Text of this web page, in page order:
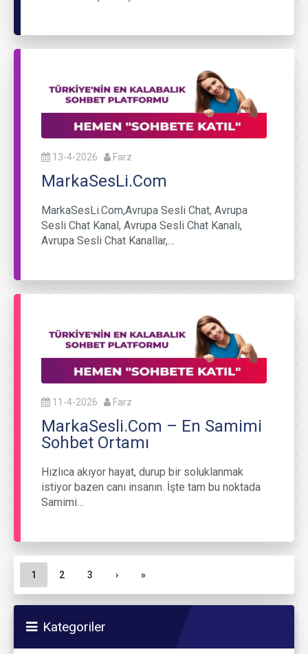
13-4-2026 Farz
MarkaSesLi.Com
MarkaSesLi.Com,Avrupa Sesli Chat, Avrupa
Sesli Chat Kanal, Avrupa Sesli Chat Kanalı,
Avrupa Sesli Chat Kanallar,…
11-4-2026 Farz
MarkaSesli.Com – En Samimi
Sohbet Ortamı
Hızlıca akıyor hayat, durup bir soluklanmak
istiyor bazen canı insanın. İşte tam bu noktada
Samimi…
Sayfa gezinme
Geçerli Sayfa
1 Sayfa
2 Sayfa
3 › »
Kategoriler